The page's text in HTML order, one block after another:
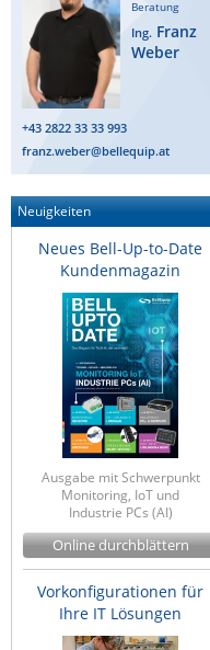
Gefen
Gude
Guntermann & Drunck
High Sec Labs
HW group
Icron
IEC Lock
Kerlink
Kramer Electronics
KVM TEC
Legrand
LigoWave
Milesight
Moxa
Netio
Panorama Antennas
PatchSee
Beratung
Ing. Franz
Weber
+43 2822 33 33 993
franz.weber@bellequip.at
Neuigkeiten
Neues Bell-Up-to-Date
Kundenmagazin
Ausgabe mit Schwerpunkt
Monitoring, IoT und
Industrie PCs (AI)
Online durchblättern
Vorkonfigurationen für
Ihre IT Lösungen